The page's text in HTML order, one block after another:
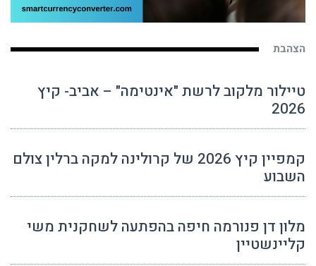
הצהבת
טיילור מלקוב לרשת "אינטימה" – אביב- קיץ
2026
קמפיין קיץ 2026 של קרולינה למקה ברלין צולם
השבוע
מלון דן פנורמה חיפה בהפתעה לשחקנית משי
קליינשטיין